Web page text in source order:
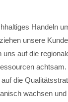
Handeln
unsere
uns auf die
die
wachsen